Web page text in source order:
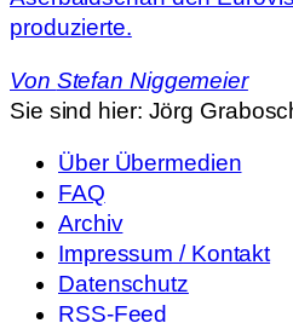
produzierte.
Von Stefan Niggemeier
Sie sind hier: Jörg
Über Übermedien
FAQ
Archiv
Impressum / Kontakt
Datenschutz
RSS-Feed